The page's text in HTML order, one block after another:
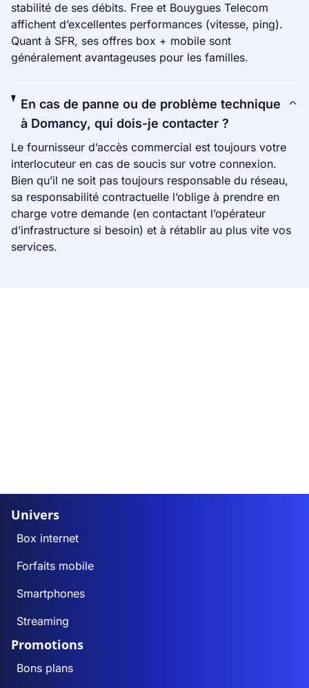
stabilité de ses débits. Free et Bouygues Telecom
affichent d’excellentes performances (vitesse, ping).
Quant à SFR, ses offres box + mobile sont
généralement avantageuses pour les familles.
En cas de panne ou de problème technique
à Domancy, qui dois-je contacter ?
Le fournisseur d’accès commercial est toujours votre
interlocuteur en cas de soucis sur votre connexion.
Bien qu’il ne soit pas toujours responsable du réseau,
sa responsabilité contractuelle l’oblige à prendre en
charge votre demande (en contactant l’opérateur
d’infrastructure si besoin) et à rétablir au plus vite vos
services.
Univers
Box internet
Forfaits mobile
Smartphones
Streaming
Promotions
Bons plans